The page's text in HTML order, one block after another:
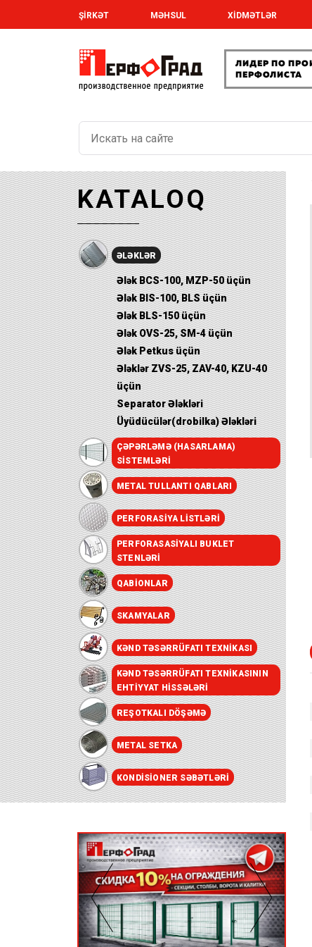
ŞİRKƏT MƏHSUL XİDMƏTLƏR
KATALOQ
ƏLƏKLƏR
Ələk BCS-100, MZP-50 üçün
Ələk BIS-100, BLS üçün
Ələk BLS-150 üçün
Ələk OVS-25, SM-4 üçün
Ələk Petkus üçün
Ələklər ZVS-25, ZAV-40, KZU-40
üçün
Separator Ələkləri
Üyüdücülər(drobilka) Ələkləri
ÇƏPƏRLƏMƏ (HASARLAMA)
SISTEMLƏRI
METAL TULLANTI QABLARI
PERFORASIYA LISTLƏRI
PERFORASASIYALI BUKLET
STENLƏRI
QABIONLAR
SKAMYALAR
KƏND TƏSƏRRÜFATI TEXNIKASI
KƏND TƏSƏRRÜFATI TEXNIKASININ
EHTIYYAT HISSƏLƏRI
REŞOTKALI DÖŞƏMƏ
METAL SETKA
KONDISIONER SƏBƏTLƏRI